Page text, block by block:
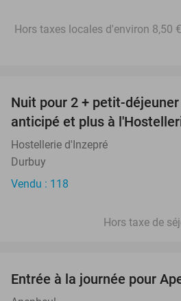
Hors taxes locales d'environ 8,50
Nuit pour 2 + petit-
anticipé et plus à
Hostellerie d'Inzepré
Durbuy
Vendu : 118
Hors taxe de
Entrée à la journée pour